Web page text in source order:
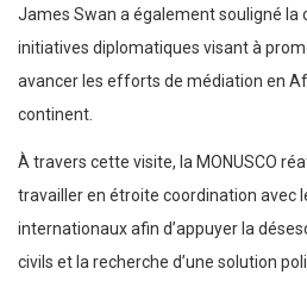
James Swan a également souligné la
initiatives diplomatiques visant à
avancer les efforts de médiation en
continent.
À travers cette visite, la MONUSCO
travailler en étroite coordination avec
internationaux afin d’appuyer la
civils et la recherche d’une solution